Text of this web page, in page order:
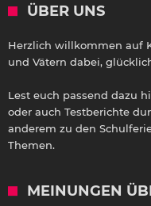
ÜBER UNS
Herzlich willkommen auf
und Vätern dabei,
Lest euch passend dazu
oder auch Testberichte
anderem zu den
Themen.
MEINUNGEN